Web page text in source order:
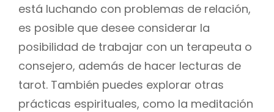
está luchando con problemas de relación,
es posible que desee considerar la
posibilidad de trabajar con un terapeuta o
consejero, además de hacer lecturas de
tarot. También puedes explorar otras
prácticas espirituales, como la meditación